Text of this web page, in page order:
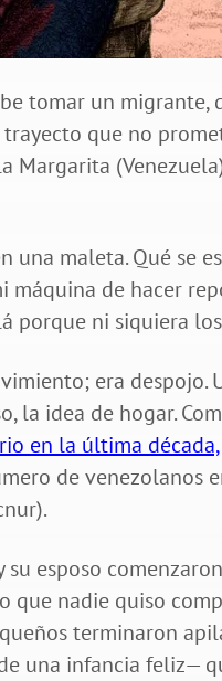
tomar un migrante,
que no
Margarita
una maleta. Qué se
de hacer
porque ni siquiera
era
la idea de hogar.
en la última década,
de venezolanos
esposo
nadie quiso
terminaron
una infancia feliz—